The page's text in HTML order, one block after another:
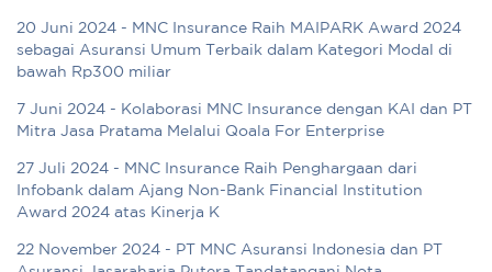
20 Juni 2024 - MNC Insurance Raih MAIPARK Award 2024
sebagai Asuransi Umum Terbaik dalam Kategori Modal di
bawah Rp300 miliar
7 Juni 2024 - Kolaborasi MNC Insurance dengan KAI dan PT
Mitra Jasa Pratama Melalui Qoala For Enterprise
27 Juli 2024 - MNC Insurance Raih Penghargaan dari
Infobank dalam Ajang Non-Bank Financial Institution
Award 2024 atas Kinerja K
22 November 2024 - PT MNC Asuransi Indonesia dan PT